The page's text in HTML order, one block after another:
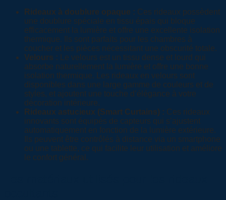
Rideaux à doublure opaque : Ces rideaux possèdent
une doublure spéciale en tissu épais qui bloque
efficacement la lumière et offre une excellente isolation
thermique. Ils sont parfaits pour les chambres à
coucher et les pièces nécessitant une obscurité totale.
Velours : Le velours est un tissu dense et lourd qui
absorbe naturellement la lumière et offre une bonne
isolation thermique. Les rideaux en velours sont
disponibles dans une large gamme de couleurs et de
styles, et ajoutent une touche d’élégance à votre
décoration intérieure.
Rideaux astucieux (Smart Curtains) : Ces rideaux
innovants sont équipés de capteurs qui s’ajustent
automatiquement en fonction de la lumière extérieure.
Ils peuvent être contrôlés à distance via un smartphone
ou une tablette, ce qui facilite leur utilisation et améliore
le confort général.